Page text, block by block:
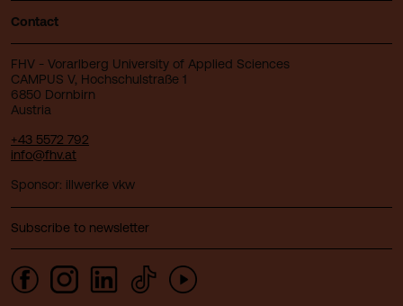
Contact
FHV - Vorarlberg University of Applied Sciences
CAMPUS V, Hochschulstraße 1
6850 Dornbirn
Austria
+43 5572 792
info@fhv.at
Sponsor: illwerke vkw
Subscribe to newsletter